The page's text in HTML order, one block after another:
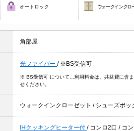
オートロック ウォークインクロ
角部屋
光ファイバー / ※BS受信可
※ BS受信可 について…利用料金は、共益費に含
せください。
ウォークインクローゼット / シューズボッ
IHクッキングヒーター付 / コンロ2口 / コ